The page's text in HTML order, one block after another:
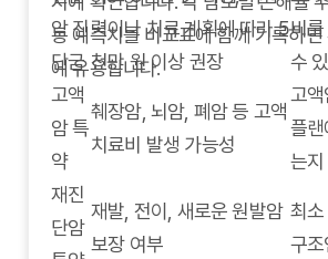
동 예측치를 비교표에 함께 기록하면
에 유용합니다.
암 진
단금
력이나 치료 계획에 따라 5
천만 원 이상 권장
비
수
고액
암 특
약
췌장암, 뇌암, 폐암 등 고액
치료비 발생 가능성
고
플
는
재진
단암
재발, 전이, 새로운 원발암
보장 여부
최
구조